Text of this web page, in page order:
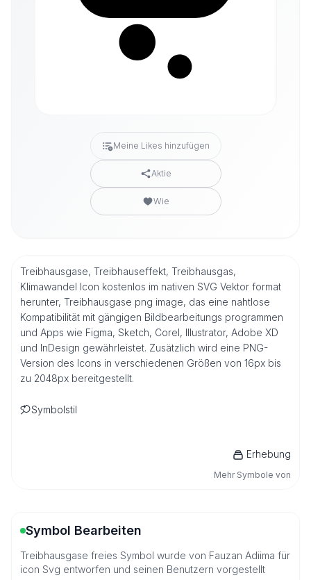
Meine Likes hinzufügen
Aktie
Wie
Treibhausgase, Treibhauseffekt, Treibhausgas,
Klimawandel Icon kostenlos im nativen SVG Vektor format
herunter, Treibhausgase png image, das eine nahtlose
Kompatibilität mit gängigen Bildbearbeitungs programmen
und Apps wie Figma, Sketch, Corel, Illustrator, Adobe XD
und InDesign gewährleistet. Zusätzlich wird eine PNG-
Version des Icons in verschiedenen Größen von 16px bis
zu 2048px bereitgestellt.
Symbolstil
Erhebung
Mehr Symbole von
Symbol Bearbeiten
Treibhausgase freies Symbol wurde von Fauzan Adiima für
icon Svg entworfen und seinen Benutzern vorgestellt